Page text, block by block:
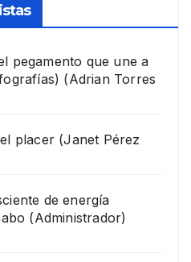
pegamento que une a
(Adrian Torres
placer (Janet Pérez
de energía
(Administrador)